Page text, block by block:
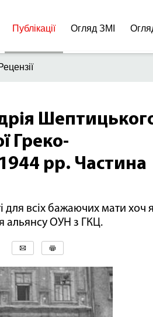
Публікації Огляд ЗМІ
Греко-
рр. Частина
для всіх бажаючих мати хоч
альянсу ОУН з ГКЦ.